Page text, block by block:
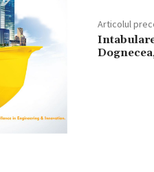
Articolul